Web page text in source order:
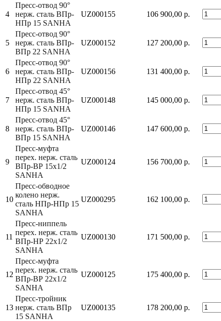
4
Пресс-отвод 90°
нерж. сталь ВПр-
НПр 15 SANHA
UZ000155 106 900,00 р.
5
Пресс-отвод 90°
нерж. сталь ВПр-
ВПр 22 SANHA
UZ000152 127 200,00 р.
6
Пресс-отвод 90°
нерж. сталь ВПр-
НПр 22 SANHA
UZ000156 131 400,00 р.
7
Пресс-отвод 45°
нерж. сталь ВПр-
НПр 15 SANHA
UZ000148 145 000,00 р.
8
Пресс-отвод 45°
нерж. сталь ВПр-
ВПр 15 SANHA
UZ000146 147 600,00 р.
9
Пресс-муфта
перех. нерж. сталь
ВПр-ВР 15x1/2
SANHA
UZ000124 156 700,00 р.
10
Пресс-обводное
колено нерж.
сталь НПр-НПр 15
SANHA
UZ000295 162 100,00 р.
11
Пресс-ниппель
перех. нерж. сталь
ВПр-НР 22x1/2
SANHA
UZ000130 171 500,00 р.
12
Пресс-муфта
перех. нерж. сталь
ВПр-ВР 22x1/2
SANHA
UZ000125 175 400,00 р.
13
Пресс-тройник
нерж. сталь ВПр
15 SANHA
UZ000135 178 200,00 р.